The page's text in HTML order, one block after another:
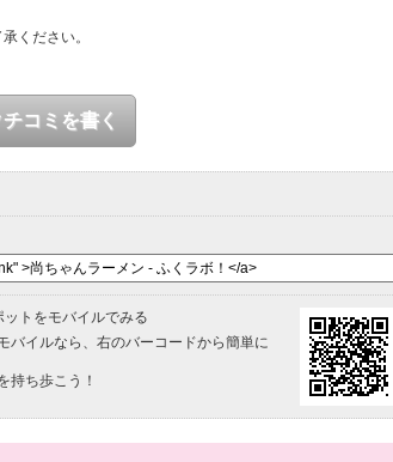
ください。
コミを書く
ットをモバイルでみる
バイルなら、右のバーコードから簡単に
持ち歩こう！